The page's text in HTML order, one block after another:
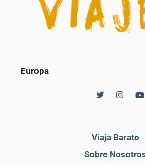
Europa
Viaja Barato
Sobre